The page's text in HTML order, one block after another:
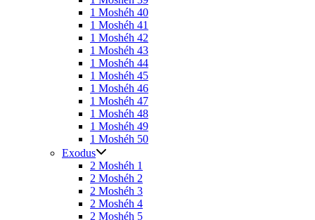
1 Moshéh 40
1 Moshéh 41
1 Moshéh 42
1 Moshéh 43
1 Moshéh 44
1 Moshéh 45
1 Moshéh 46
1 Moshéh 47
1 Moshéh 48
1 Moshéh 49
1 Moshéh 50
Exodus
2 Moshéh 1
2 Moshéh 2
2 Moshéh 3
2 Moshéh 4
2 Moshéh 5